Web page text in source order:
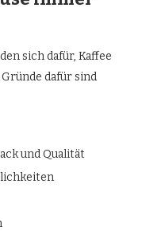
sich dafür, Kaffee
dafür sind
und Qualität